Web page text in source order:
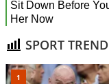
SPORT TREND